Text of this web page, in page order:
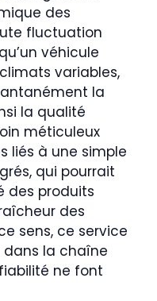
des
fluctuation
véhicule
variables,
la
la qualité
méticuleux
liés à une simple
qui pourrait
des produits
des
sens, ce service
la chaîne
ne font